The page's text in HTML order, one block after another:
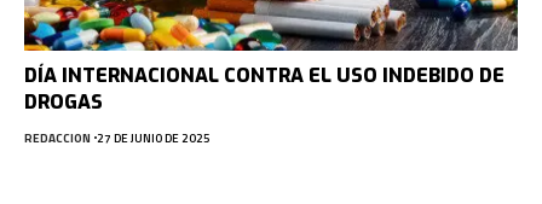
DÍA INTERNACIONAL CONTRA EL USO INDEBIDO DE
DROGAS
REDACCION 27 DE JUNIO DE 2025